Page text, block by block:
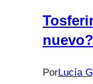
nuevo?
PorLucía